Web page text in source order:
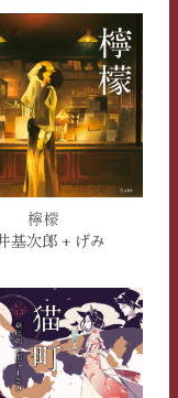
檸檬
基次郎 + げみ